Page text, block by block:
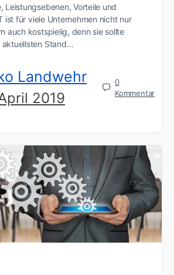
Leistungsebenen, Vorteile und
ist für viele Unternehmen nicht nur
auch kostspielig, denn sie sollte
aktuellsten Stand…
Landwehr
2019
0
Kommentar